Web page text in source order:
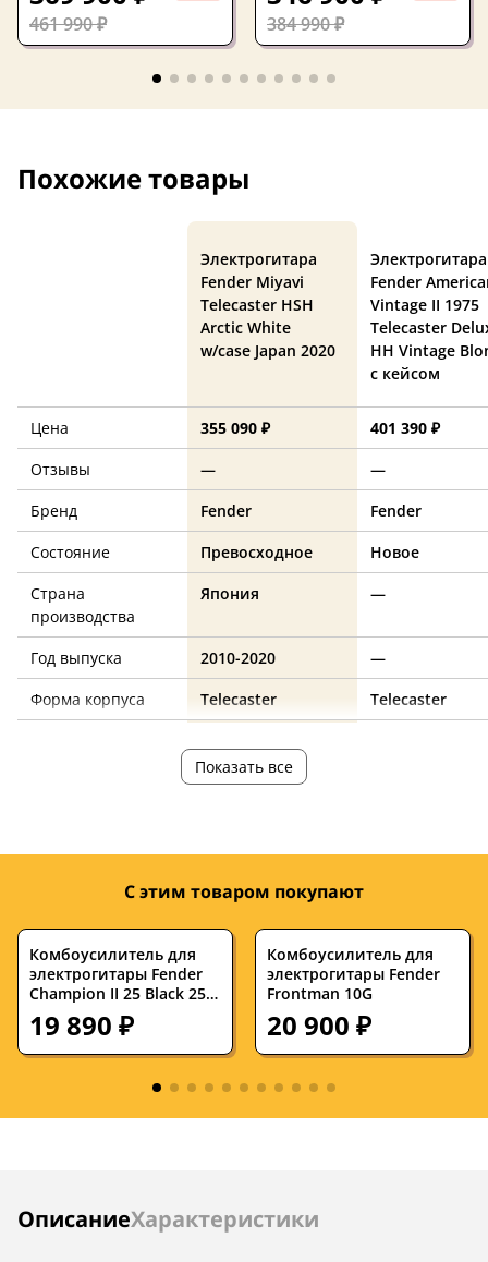
461 990 ₽ 384 990 ₽
Похожие товары
Электрогитара
Fender Miyavi
Telecaster HSH
Arctic White
w/case Japan 2020
Электрогитара
Fender
Vintage II 1975
Telecaster
HH Vintage
с кейсом
Цена 355 090 ₽
401 390 ₽
Отзывы
—
—
Бренд
Fender
Fender
Состояние
Превосходное
Новое
Страна
производства
Япония —
Год выпуска 2010-2020
—
Форма корпуса
Telecaster
Telecaster
6
Ширина верхнего
порожка, мм
42
Дека ольха
ольха
Гриф
Накладка на гриф
палисандр
клен
белый
Звукосниматели
H-S-H
Показать все
С этим товаром покупают
Комбоусилитель для
электрогитары Fender
Champion II 25 Black 25W
1x8
19 890 ₽
Комбоусилитель для
электрогитары Fender
Frontman 10G
20 900 ₽
ОписаниеХарактеристики
Инструкции